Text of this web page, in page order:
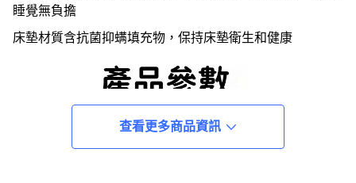
睡覺無負擔
床墊材質含抗菌抑螨填充物，保持床墊衛生和健康
查看更多商品資訊